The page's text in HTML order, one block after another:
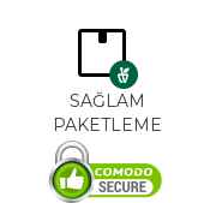
SAĞLAM
PAKETLEME